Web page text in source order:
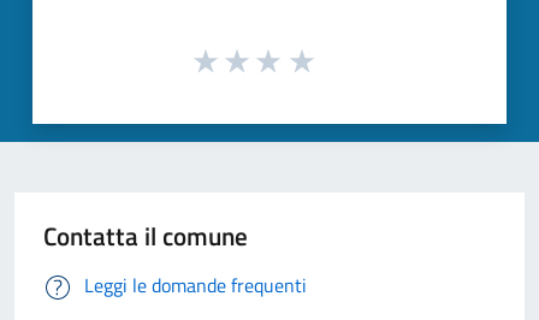
Contatta il comune
Leggi le domande frequenti